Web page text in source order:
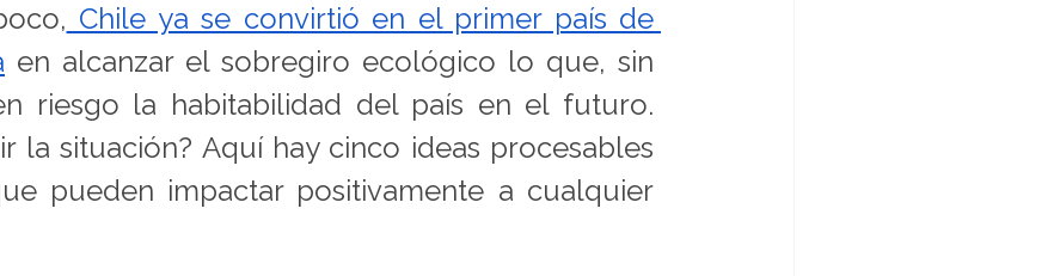
Chile ya se convirtió en el primer país de
en alcanzar el sobregiro ecológico lo que, sin
riesgo la habitabilidad del país en el futuro.
la situación? Aquí hay cinco ideas procesables
pueden impactar positivamente a cualquier